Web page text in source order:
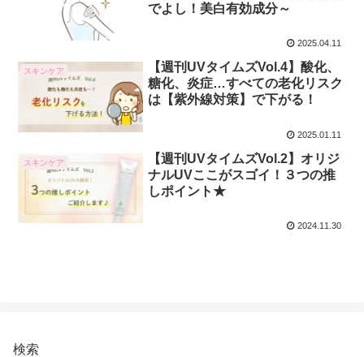
でよし！美白有効成分～
2025.04.11
スキンケア
【週刊UVタイムズVol.4】酸化、
糖化、炎症…すべての老化リスク
は【紫外線対策】で下がる！
2025.01.11
スキンケア
【週刊UVタイムズVol.2】オリジ
ナルUVここがスゴイ！３つの推
しポイント★
2024.11.30
検索